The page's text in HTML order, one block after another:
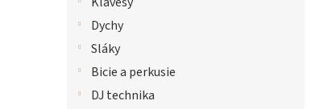
Dychy
Sláky
Bicie a perkusie
DJ technika